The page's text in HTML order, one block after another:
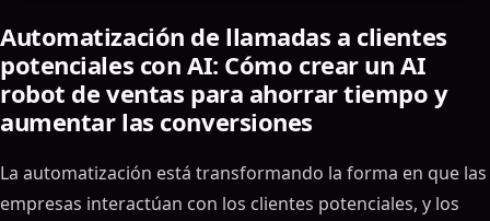
Automatización de llamadas a clientes
potenciales con AI: Cómo crear un AI
robot de ventas para ahorrar tiempo y
aumentar las conversiones
La automatización está transformando la forma en que las
empresas interactúan con los clientes potenciales, y los